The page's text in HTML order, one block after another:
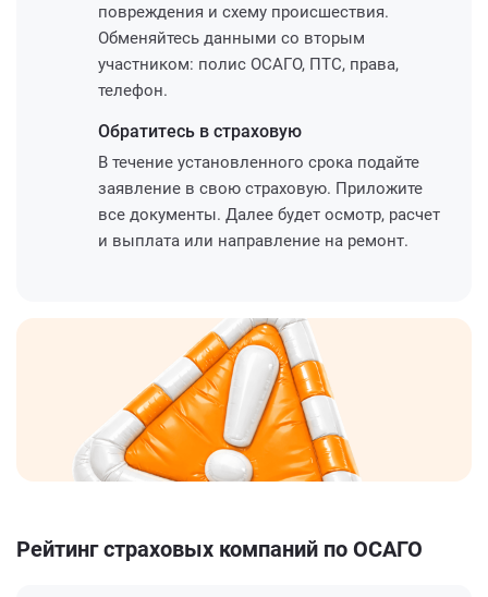
повреждения и схему происшествия.
Обменяйтесь данными со вторым
участником: полис ОСАГО, ПТС, права,
телефон.
Обратитесь в страховую
В течение установленного срока подайте
заявление в свою страховую. Приложите
все документы. Далее будет осмотр, расчет
и выплата или направление на ремонт.
Рейтинг страховых компаний по ОСАГО